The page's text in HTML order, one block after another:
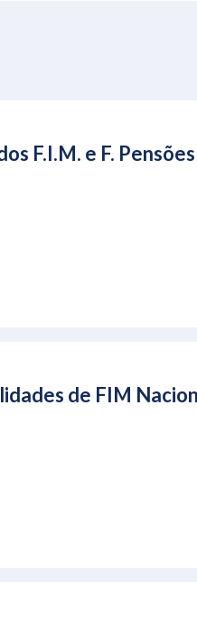
F.I.M. e F.
de FIM